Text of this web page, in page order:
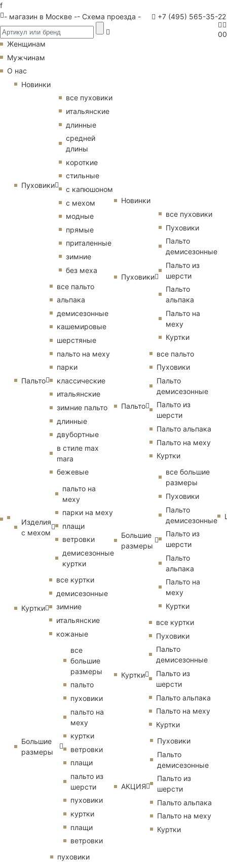
f
- магазин в Москве -- Схема проезда - +7 (495) 565-35-22
00
Женщинам
Мужчинам
О нас
Новинки
Пуховики
все пуховики
итальянские
длинные
средней
длины
короткие
стильные
с капюшоном
с мехом
модные
прямые
приталенные
зимние
без меха
Пальто
все пальто
альпака
демисезонные
кашемировые
шерстяные
пальто на меху
парки
классические
итальянские
зимние пальто
длинные
двубортные
в стиле max
mara
бежевые
Изделия
с мехом
пальто на
меху
парки на меху
плащи
ветровки
демисезонные
куртки
Куртки
все куртки
демисезонные
зимние
итальянские
кожаные
Большие
размеры
все
большие
размеры
пальто
пуховики
пальто на
меху
куртки
ветровки
плащи
пальто из
шерсти
пуховики
куртки
плащи
ветровки
пуховики
Новинки
Пуховики
все пуховики
Пуховики
Пальто
демисезонные
Пальто из
шерсти
Пальто
альпака
Пальто на
меху
Куртки
Пальто
все пальто
Пуховики
Пальто
демисезонные
Пальто из
шерсти
Пальто альпака
Пальто на меху
Куртки
Большие
размеры
все большие
размеры
Пуховики
Пальто
демисезонные
Пальто из
шерсти
Пальто
альпака
Пальто на
меху
Куртки
Куртки
все куртки
Пуховики
Пальто
демисезонные
Пальто из
шерсти
Пальто альпака
Пальто на меху
Куртки
АКЦИЯ
Пуховики
Пальто
демисезонные
Пальто из
шерсти
Пальто альпака
Пальто на меху
Куртки